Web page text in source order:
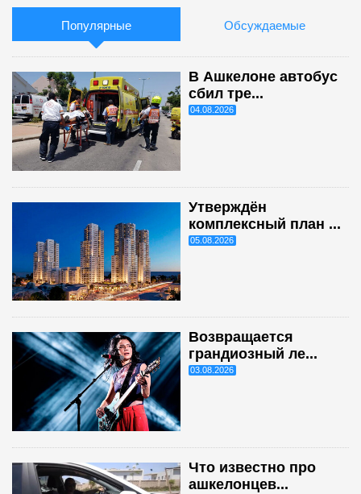
Популярные Обсуждаемые
В Ашкелоне автобус
сбил тре...
04.08.2026
Утверждён
комплексный план ...
05.08.2026
Возвращается
грандиозный ле...
03.08.2026
Что известно про
ашкелонцев...